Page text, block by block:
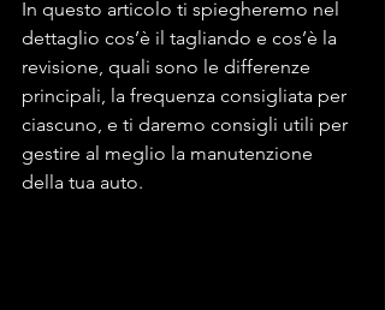
In questo articolo ti spiegheremo nel
dettaglio cos’è il tagliando e cos’è la
revisione, quali sono le differenze
principali, la frequenza consigliata per
ciascuno, e ti daremo consigli utili per
gestire al meglio la manutenzione
della tua auto.